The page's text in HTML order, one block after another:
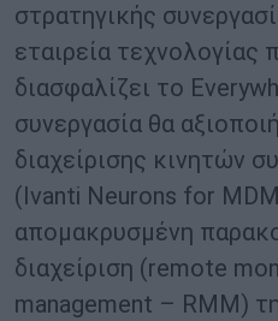
στρατηγικής
εταιρεία τεχνολογίας
διασφαλίζει το
συνεργασία θα
διαχείρισης κινητών
(Ivanti Neurons for
απομακρυσμένη
διαχείριση (remote
management – RMM)